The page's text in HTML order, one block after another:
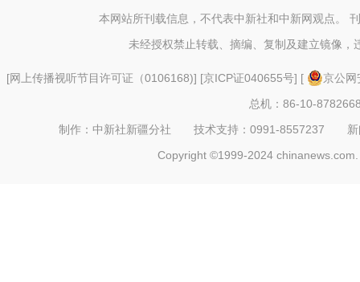
本网站所刊载信息，不代表中新社和中新网观点。
未经授权禁止转载、摘编、复制及建立镜像，
[网上传播视听节目许可证（0106168)] [京ICP证040655号] [
京公
总机：86-10-
制作：中新社新疆分社 技术支持：0991-8557237
Copyright ©1999-2024